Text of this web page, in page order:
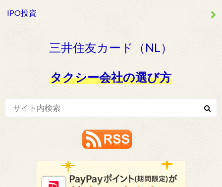
IPO投資
三井住友カード（NL）
タクシー会社の選び方